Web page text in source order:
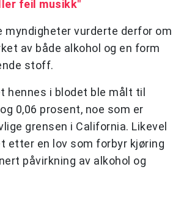
feil musikk"
myndigheter vurderte derfor om
av både alkohol og en form
stoff.
hennes i blodet ble målt til
0,06 prosent, noe som er
grensen i California. Likevel
etter en lov som forbyr kjøring
påvirkning av alkohol og